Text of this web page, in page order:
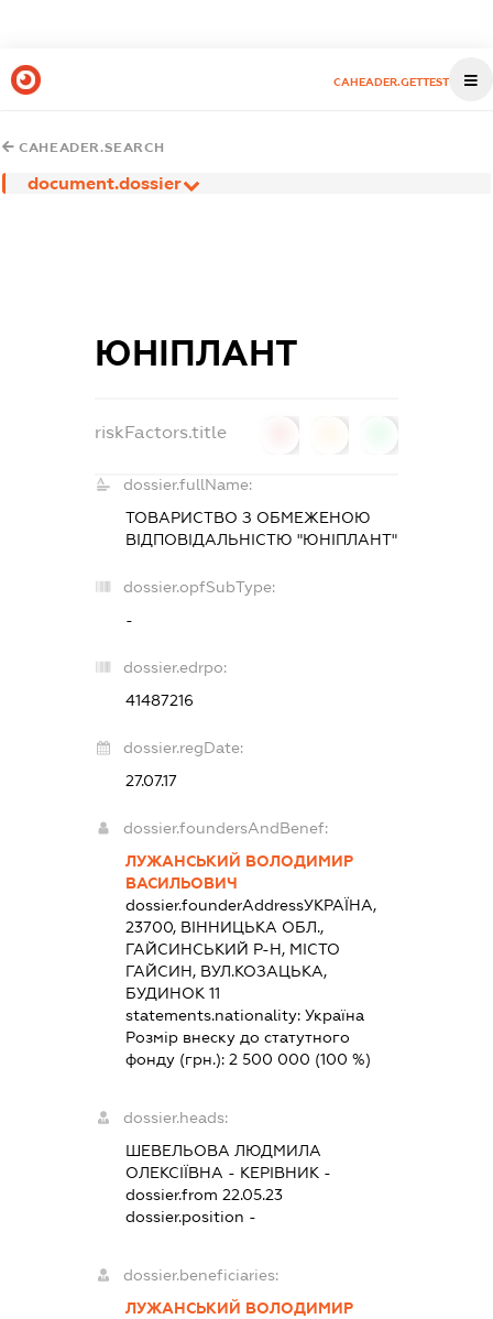
CAHEADER.GETTEST
CAHEADER.SEARCH
document.dossier
ЮНІПЛАНТ
riskFactors.title
dossier.fullName:
ТОВАРИСТВО З ОБМЕЖЕНОЮ
ВІДПОВІДАЛЬНІСТЮ "ЮНІПЛАНТ"
dossier.opfSubType:
-
dossier.edrpo:
41487216
dossier.regDate:
27.07.17
dossier.foundersAndBenef:
ЛУЖАНСЬКИЙ ВОЛОДИМИР
ВАСИЛЬОВИЧ
dossier.founderAddressУКРАЇНА,
23700, ВІННИЦЬКА ОБЛ.,
ГАЙСИНСЬКИЙ Р-Н, МІСТО
ГАЙСИН, ВУЛ.КОЗАЦЬКА,
БУДИНОК 11
statements.nationality: Україна
Розмір внеску до статутного
фонду (грн.): 2 500 000 (100 %)
dossier.heads:
ШЕВЕЛЬОВА ЛЮДМИЛА
ОЛЕКСІЇВНА - КЕРІВНИК -
dossier.from 22.05.23
dossier.position -
dossier.beneficiaries:
ЛУЖАНСЬКИЙ ВОЛОДИМИР